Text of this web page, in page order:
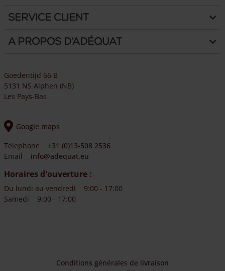
Service client
A propos d’Adéquat
Goedentijd 66 B
5131 NS Alphen (NB)
Les Pays-Bas
Google maps
Télephone
+31 (0)13-508 2536
Email
info@adequat.eu
Horaires d'ouverture :
Du lundi au vendredi
9:00 - 17:00
Samedi
9:00 - 17:00
Conditions générales de livraison